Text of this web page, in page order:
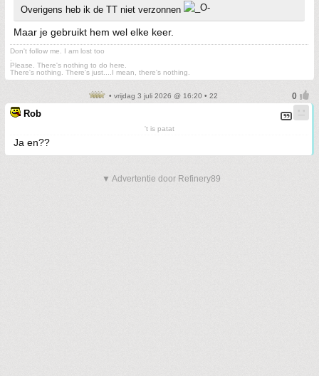
Overigens heb ik de TT niet verzonnen
Maar je gebruikt hem wel elke keer.
Don't follow me. I am lost too
Please. There's nothing to do here.
There's nothing. There's just....I mean, there's nothing.
• vrijdag 3 juli 2026 @ 16:20 • 22
Rob
't is patat
Ja en??
▼ Advertentie door Refinery89